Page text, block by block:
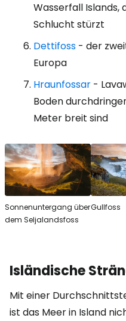
Wasserfall Islands,
Schlucht stürzt
Dettifoss - der
Europa
Hraunfossar -
Boden
Meter breit sind
Sonnenuntergang über
dem Seljalandsfoss
Gullfoss
Isländische
Mit einer
ist das Meer in Island